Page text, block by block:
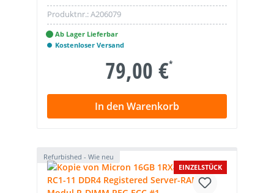
Produktnr.:A206079
Ab Lager Lieferbar
Kostenloser Versand
79,00 €*
In den Warenkorb
Refurbished - Wie neu
EINZELSTÜCK